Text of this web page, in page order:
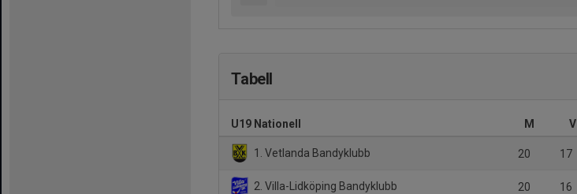
Tabell
U19 Nationell M V
1. Vetlanda Bandyklubb 20 17
2. Villa-Lidköping Bandyklubb 20 16